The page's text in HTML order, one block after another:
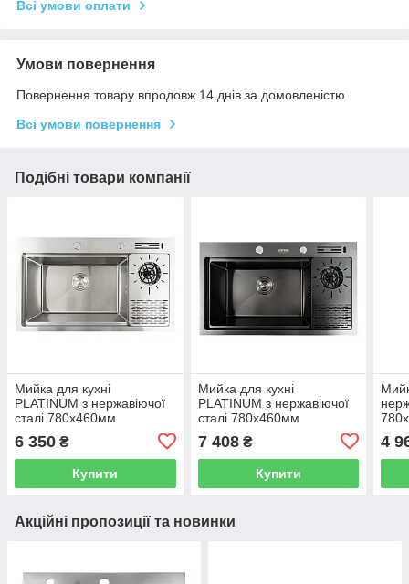
Всі умови оплати
Умови повернення
Повернення товару впродовж 14 днів за домовленістю
Всі умови повернення
Подібні товари компанії
Мийка для кухні
PLATINUM з нержавіючої
сталі 780x460мм
A41337
6 350 ₴
Купити
Мийка для кухні
PLATINUM з нержавіючої
сталі 780x460мм
прямокутна 0.8мм чорна
PLS-A41338
7 408₴
Купити
4
Акційні пропозиції та новинки